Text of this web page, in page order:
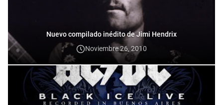
Nuevo compilado inédito de Jimi Hendrix
Noviembre 26, 2010